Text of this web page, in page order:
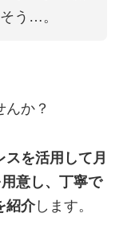
う…。
か？
スを活用して月
意し、丁寧で
紹介します。